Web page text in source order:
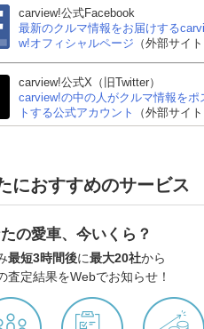
carview!公式Facebook
最新のクルマ情報をお届けする
w!オフィシャルページ （外部サイト
carview!公式X（旧Twitter）
carview!の中の人がクルマ情報をポ
トする公式アカウント
（外部サイト
におすすめのサービス
の愛車、今いくら？
最短3時間後に最大20社から
査定結果をWebでお知らせ！